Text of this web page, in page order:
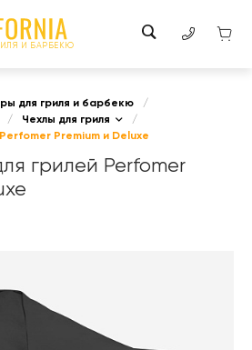
И БАРБЕКЮ
для гриля и барбекю
/
/ Чехлы для гриля
/
Premium и Deluxe
грилей Perfomer